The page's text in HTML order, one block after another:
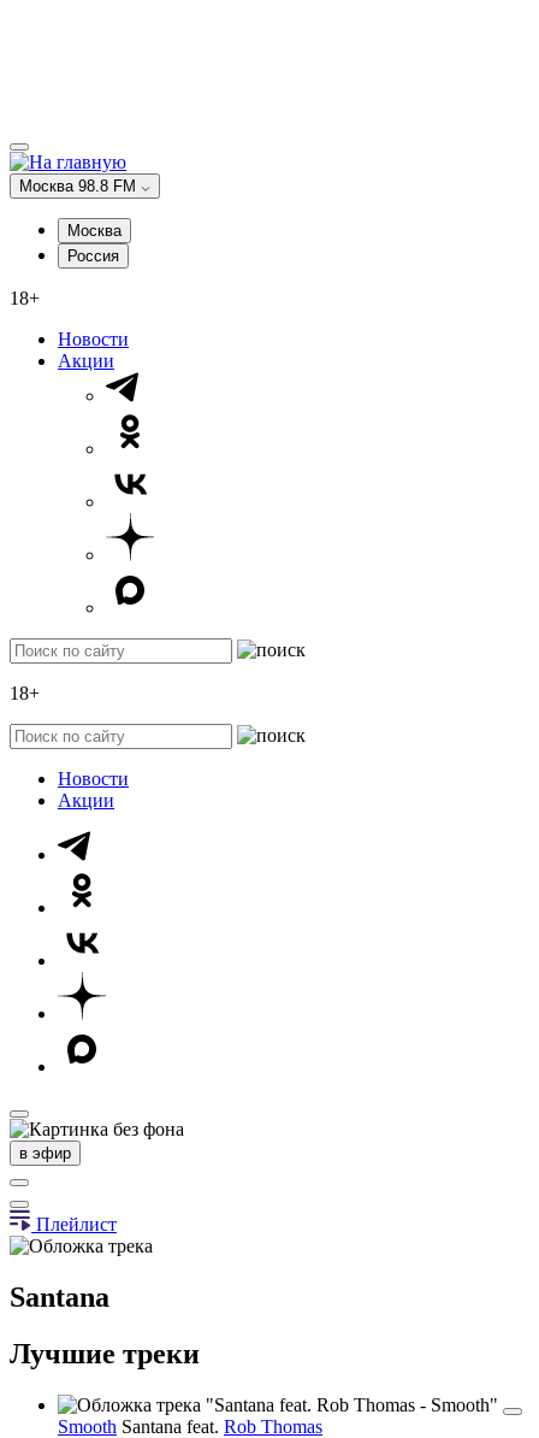
Москва 98.8 FM
Москва
Россия
18+
Новости
Акции
18+
Новости
Акции
в эфир
Плейлист
Santana
Лучшие треки
Smooth Santana feat. Rob Thomas